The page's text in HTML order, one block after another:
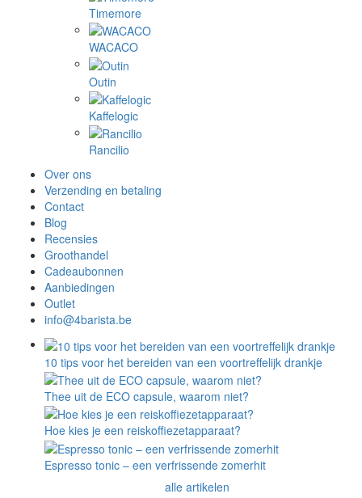
Timemore
WACACO
Outin
Kaffelogic
Rancilio
Over ons
Verzending en betaling
Contact
Blog
Recensies
Groothandel
Cadeaubonnen
Aanbiedingen
Outlet
info@4barista.be
10 tips voor het bereiden van een voortreffelijk drankje
Thee uit de ECO capsule, waarom niet?
Hoe kies je een reiskoffiezetapparaat?
Espresso tonic – een verfrissende zomerhit
alle artikelen